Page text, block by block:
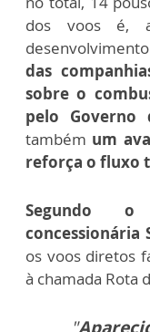
dos voos é,
das
sobre o
pelo Governo
também um
reforça o fluxo
Segundo
concessionária
os voos diretos
à chamada Rota